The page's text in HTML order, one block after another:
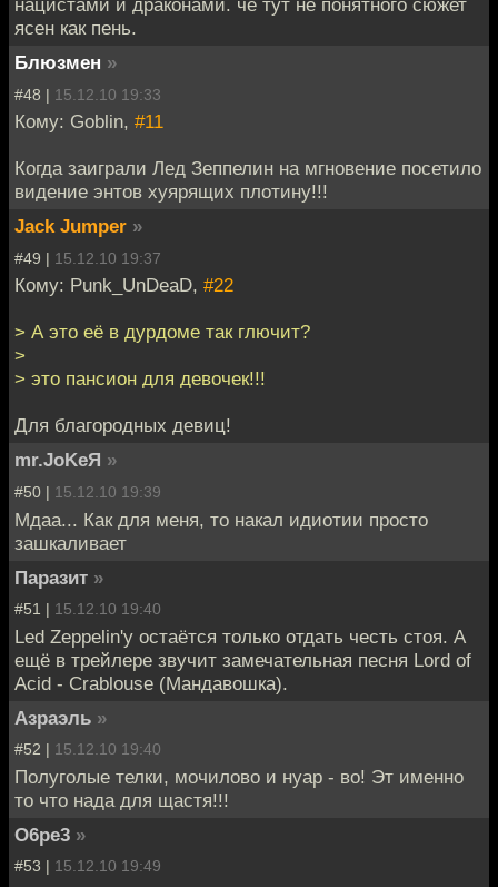
нацистами и драконами. чё тут не понятного сюжет
ясен как пень.
Блюзмен »
#48 | 15.12.10 19:33
Кому: Goblin, #11
Когда заиграли Лед Зеппелин на мгновение посетило
видение энтов хуярящих плотину!!!
Jack Jumper »
#49 | 15.12.10 19:37
Кому: Punk_UnDeaD, #22
> А это её в дурдоме так глючит?
>
> это пансион для девочек!!!
Для благородных девиц!
mr.JoKeЯ »
#50 | 15.12.10 19:39
Мдаа... Как для меня, то накал идиотии просто
зашкаливает
Паразит »
#51 | 15.12.10 19:40
Led Zeppelin'у остаётся только отдать честь стоя. А
ещё в трейлере звучит замечательная песня Lord of
Acid - Crablouse (Мандавошка).
Азраэль »
#52 | 15.12.10 19:40
Полуголые телки, мочилово и нуар - во! Эт именно
то что нада для щастя!!!
O6pe3 »
#53 | 15.12.10 19:49